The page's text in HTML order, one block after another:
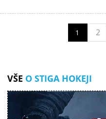
1 2
VŠE O STIGA HOKEJI